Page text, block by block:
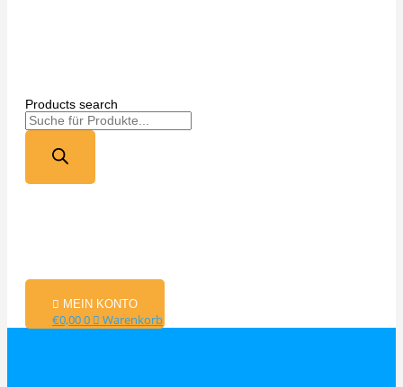
Products search
MEIN KONTO
€0,000 Warenkorb